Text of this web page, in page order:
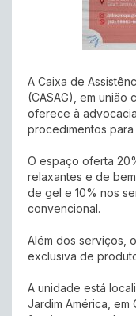
A Caixa de
(CASAG), em união
oferece à
procedimentos
O espaço oferta
relaxantes e de
de gel e 10% nos
convencional.
Além dos serviços,
exclusiva de
A unidade está
Jardim América, em